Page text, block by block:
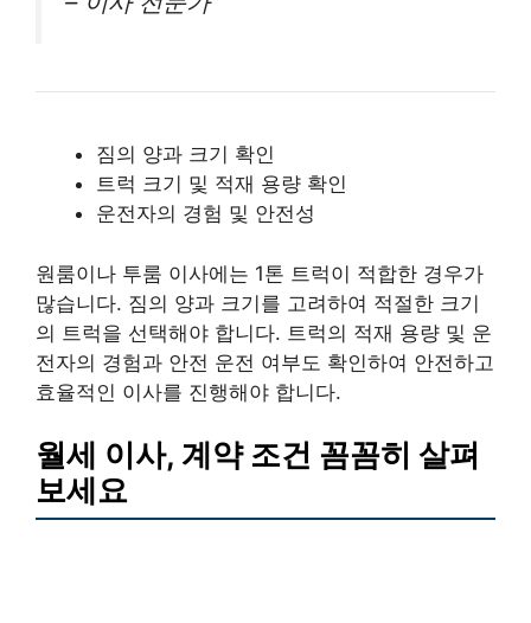
짐의 양과 크기 확인
트럭 크기 및 적재 용량 확인
운전자의 경험 및 안전성
원룸이나 투룸 이사에는 1톤 트럭이 적합한 경우가
많습니다. 짐의 양과 크기를 고려하여 적절한 크기
의 트럭을 선택해야 합니다. 트럭의 적재 용량 및 운
전자의 경험과 안전 운전 여부도 확인하여 안전하고
효율적인 이사를 진행해야 합니다.
월세 이사, 계약 조건 꼼꼼히 살펴
보세요